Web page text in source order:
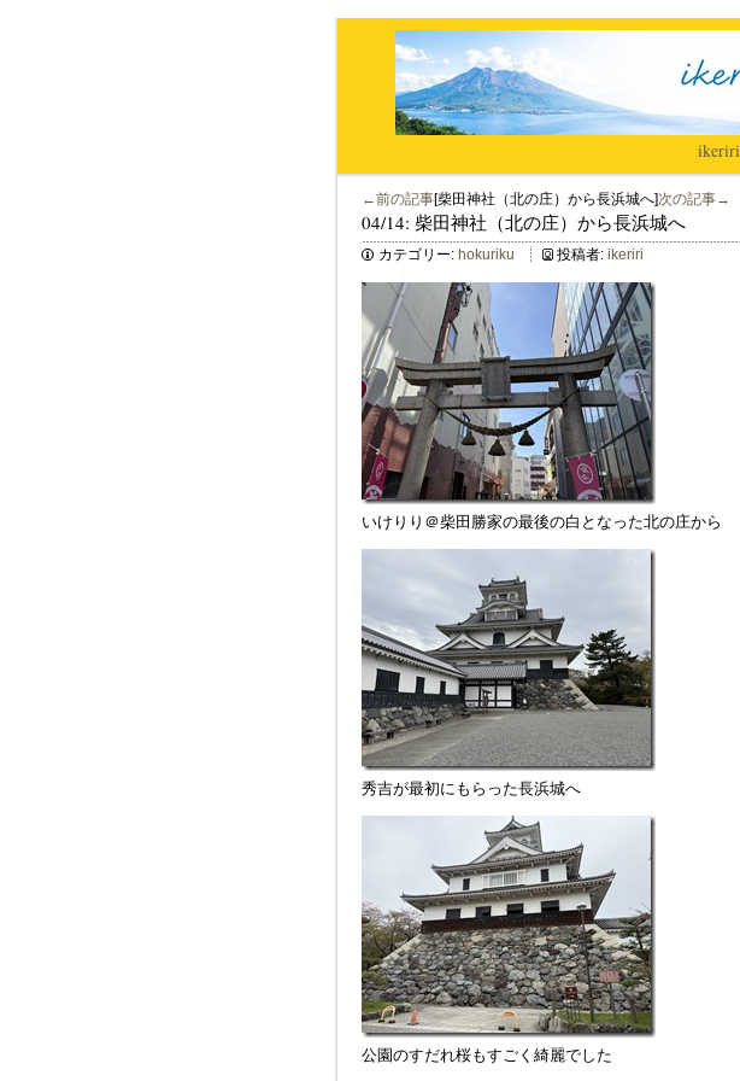
ikeriri
←前の記事[柴田神社（北の庄）から長浜城へ]次の記事→
04/14: 柴田神社（北の庄）から長浜城へ
カテゴリー: hokuriku 投稿者: ikeriri
いけりり＠柴田勝家の最後の白となった北の庄から
秀吉が最初にもらった長浜城へ
公園のすだれ桜もすごく綺麗でした